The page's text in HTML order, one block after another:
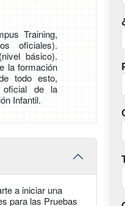
Training,
oficiales).
básico).
la formación
todo esto,
oficial de la
Infantil.
a iniciar una
para las Pruebas